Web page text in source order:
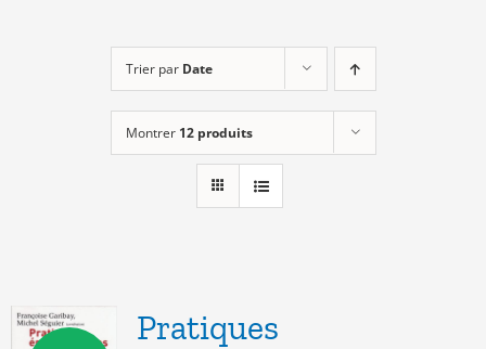
Les événements
Trier par Date
Montrer 12 produits
Pratiques